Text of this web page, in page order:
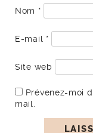
Nom *
E-mail *
Site web
Prévenez-moi
mail.